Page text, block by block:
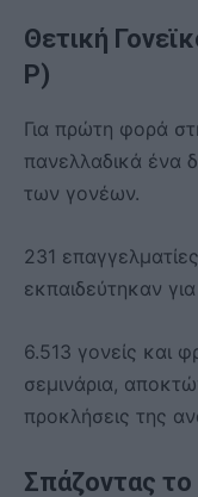
Θετική
P)
Για πρώτη φορά
πανελλαδικά ένα
των γονέων.
231
εκπαιδεύτηκαν
6.513 γονείς και
σεμινάρια,
προκλήσεις της
Σπάζοντας